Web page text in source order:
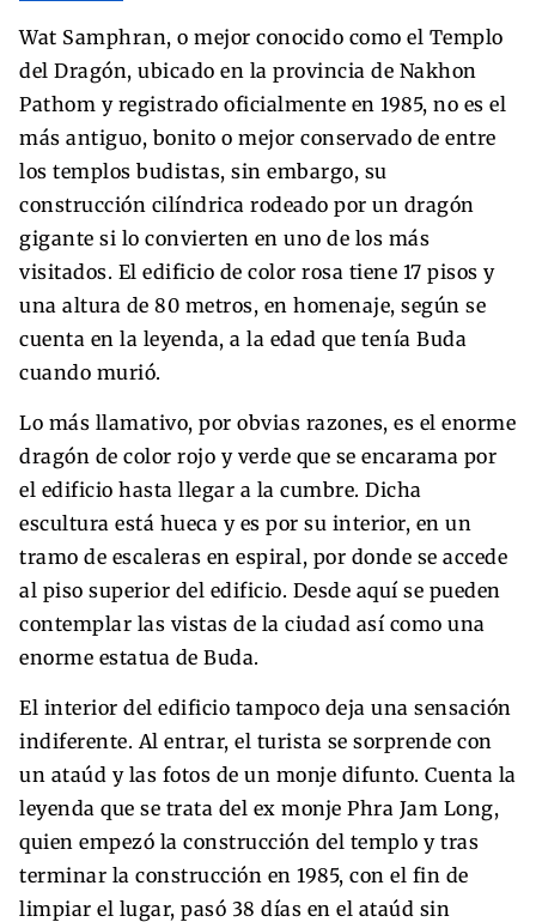
Wat Samphran, o mejor conocido como el Templo
del Dragón, ubicado en la provincia de Nakhon
Pathom y registrado oficialmente en 1985, no es el
más antiguo, bonito o mejor conservado de entre
los templos budistas, sin embargo, su
construcción cilíndrica rodeado por un dragón
gigante si lo convierten en uno de los más
visitados. El edificio de color rosa tiene 17 pisos y
una altura de 80 metros, en homenaje, según se
cuenta en la leyenda, a la edad que tenía Buda
cuando murió.
Lo más llamativo, por obvias razones, es el enorme
dragón de color rojo y verde que se encarama por
el edificio hasta llegar a la cumbre. Dicha
escultura está hueca y es por su interior, en un
tramo de escaleras en espiral, por donde se accede
al piso superior del edificio. Desde aquí se pueden
contemplar las vistas de la ciudad así como una
enorme estatua de Buda.
El interior del edificio tampoco deja una sensación
indiferente. Al entrar, el turista se sorprende con
un ataúd y las fotos de un monje difunto. Cuenta la
leyenda que se trata del ex monje Phra Jam Long,
quien empezó la construcción del templo y tras
terminar la construcción en 1985, con el fin de
limpiar el lugar, pasó 38 días en el ataúd sin